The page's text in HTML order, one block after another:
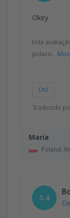
Maria
Poland,
Okey
Esta
polaco.
Útil
Traduzido
3.4